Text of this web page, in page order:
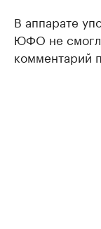
В аппарате
ЮФО не
комментарий